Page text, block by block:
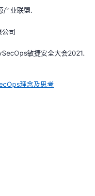
产业联盟.
司
敏捷安全大会2021.
理念及思考